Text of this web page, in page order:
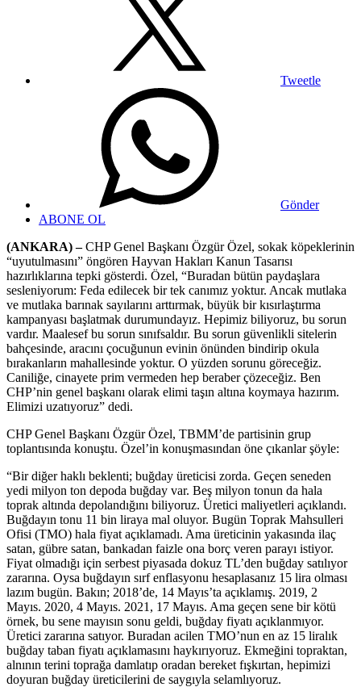
Tweetle
Gönder
ABONE OL
(ANKARA) –CHP Genel Başkanı Özgür Özel, sokak köpeklerinin
“uyutulmasını” öngören Hayvan Hakları Kanun Tasarısı
hazırlıklarına tepki gösterdi. Özel, “Buradan bütün paydaşlara
sesleniyorum: Feda edilecek bir tek canımız yoktur. Ancak mutlaka
ve mutlaka barınak sayılarını arttırmak, büyük bir kısırlaştırma
kampanyası başlatmak durumundayız. Hepimiz biliyoruz, bu sorun
vardır. Maalesef bu sorun sınıfsaldır. Bu sorun güvenlikli sitelerin
bahçesinde, aracını çocuğunun evinin önünden bindirip okula
bırakanların mahallesinde yoktur. O yüzden sorunu göreceğiz.
Caniliğe, cinayete prim vermeden hep beraber çözeceğiz. Ben
CHP’nin genel başkanı olarak elimi taşın altına koymaya hazırım.
Elimizi uzatıyoruz” dedi.
CHP Genel Başkanı Özgür Özel, TBMM’de partisinin grup
toplantısında konuştu. Özel’in konuşmasından öne çıkanlar şöyle:
“Bir diğer haklı beklenti; buğday üreticisi zorda. Geçen seneden
yedi milyon ton depoda buğday var. Beş milyon tonun da hala
toprak altında depolandığını biliyoruz. Üretici maliyetleri açıklandı.
Buğdayın tonu 11 bin liraya mal oluyor. Bugün Toprak Mahsulleri
Ofisi (TMO) hala fiyat açıklamadı. Ama üreticinin yakasında ilaç
satan, gübre satan, bankadan faizle ona borç veren parayı istiyor.
Fiyat olmadığı için serbest piyasada dokuz TL’den buğday satılıyor
zararına. Oysa buğdayın sırf enflasyonu hesaplasanız 15 lira olması
lazım bugün. Bakın; 2018’de, 14 Mayıs’ta açıklamış. 2019, 2
Mayıs. 2020, 4 Mayıs. 2021, 17 Mayıs. Ama geçen sene bir kötü
örnek, bu sene mayısın sonu geldi, buğday fiyatı açıklanmıyor.
Üretici zararına satıyor. Buradan acilen TMO’nun en az 15 liralık
buğday taban fiyatı açıklamasını haykırıyoruz. Ekmeğini topraktan,
alnının terini toprağa damlatıp oradan bereket fışkırtan, hepimizi
doyuran buğday üreticilerini de saygıyla selamlıyoruz.